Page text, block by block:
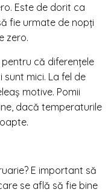
Este de dorit ca
fie urmate de nopți
zero.
că diferențele
mici. La fel de
motive. Pomii
dacă temperaturile
E important să
se află să fie bine